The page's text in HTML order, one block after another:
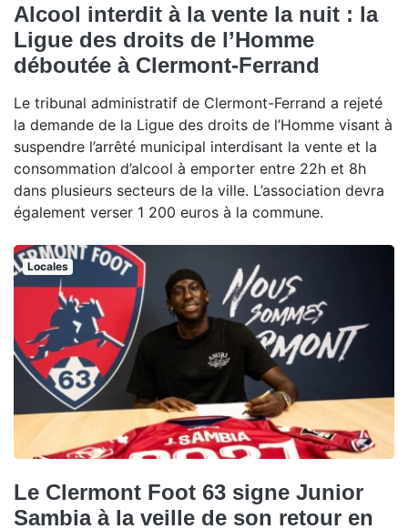
Alcool interdit à la vente la nuit : la
Ligue des droits de l’Homme
déboutée à Clermont-Ferrand
Le tribunal administratif de Clermont-Ferrand a rejeté
la demande de la Ligue des droits de l’Homme visant à
suspendre l’arrêté municipal interdisant la vente et la
consommation d’alcool à emporter entre 22h et 8h
dans plusieurs secteurs de la ville. L’association devra
également verser 1 200 euros à la commune.
Locales
Le Clermont Foot 63 signe Junior
Sambia à la veille de son retour en